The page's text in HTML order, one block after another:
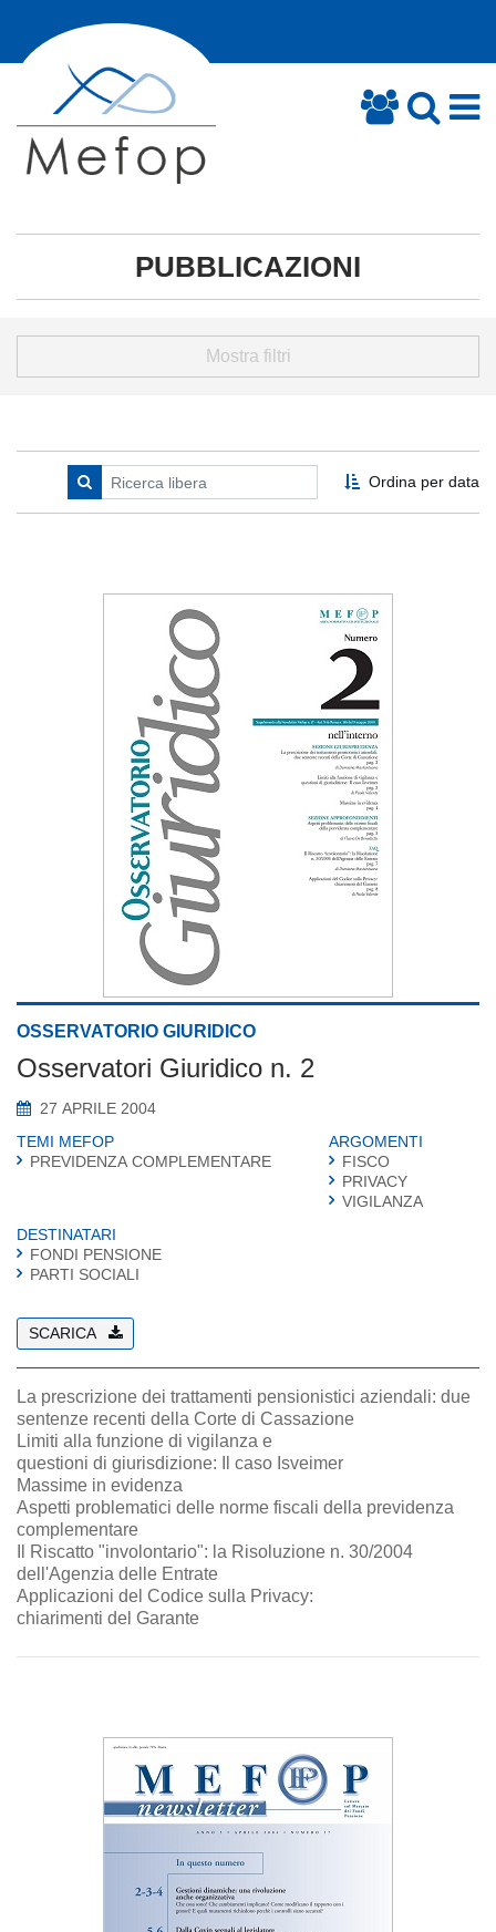
PUBBLICAZIONI
Mostra filtri
Ordina per data
OSSERVATORIO GIURIDICO
Osservatori Giuridico n. 2
27 APRILE 2004
TEMI MEFOP
PREVIDENZA COMPLEMENTARE
ARGOMENTI
FISCO
PRIVACY
VIGILANZA
DESTINATARI
FONDI PENSIONE
PARTI SOCIALI
SCARICA
La prescrizione dei trattamenti pensionistici aziendali: due
sentenze recenti della Corte di Cassazione
Limiti alla funzione di vigilanza e
questioni di giurisdizione: Il caso Isveimer
Massime in evidenza
Aspetti problematici delle norme fiscali della previdenza
complementare
Il Riscatto "involontario": la Risoluzione n. 30/2004
dell'Agenzia delle Entrate
Applicazioni del Codice sulla Privacy:
chiarimenti del Garante